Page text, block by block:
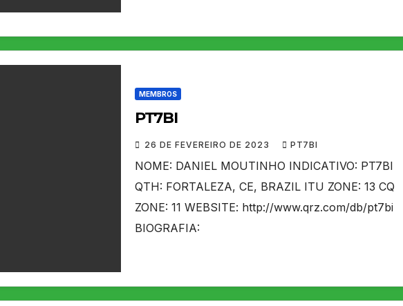
MEMBROS
PT7BI
26 DE FEVEREIRO DE 2023 PT7BI
NOME: DANIEL MOUTINHO INDICATIVO: PT7BI
QTH: FORTALEZA, CE, BRAZIL ITU ZONE: 13 CQ
ZONE: 11 WEBSITE: http://www.qrz.com/db/pt7bi
BIOGRAFIA: